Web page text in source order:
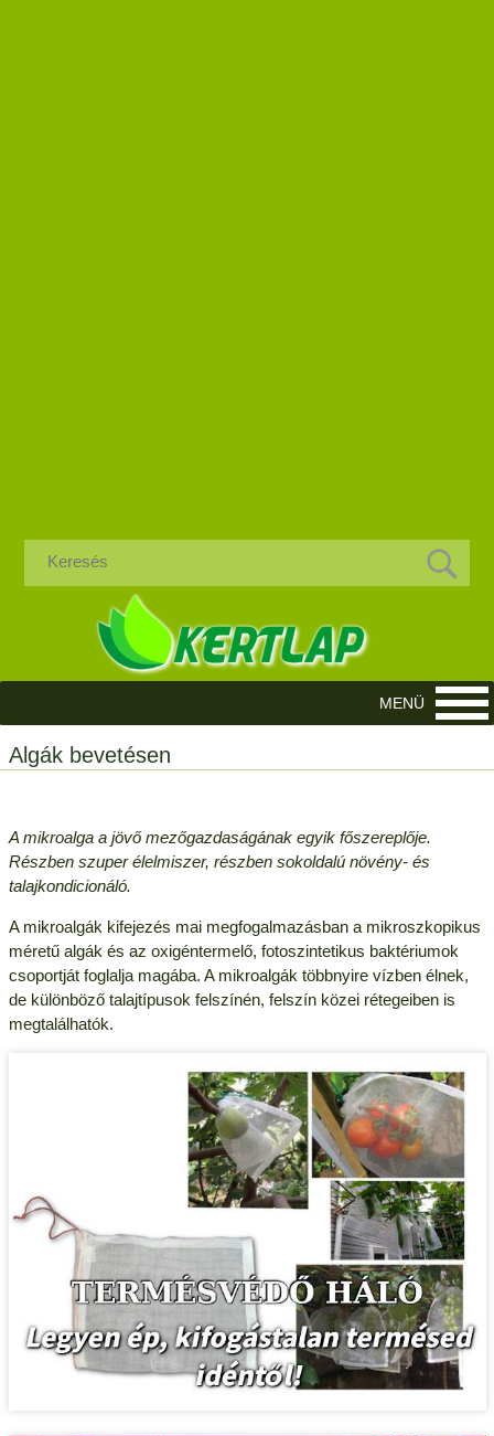
Algák bevetésen
A mikroalga a jövő mezőgazdaságának egyik főszereplője.
Részben szuper élelmiszer, részben sokoldalú növény- és
talajkondicionáló.
A mikroalgák kifejezés mai megfogalmazásban a mikroszkopikus
méretű algák és az oxigéntermelő, fotoszintetikus baktériumok
csoportját foglalja magába. A mikroalgák többnyire vízben élnek,
de különböző talajtípusok felszínén, felszín közei rétegeiben is
megtalálhatók.